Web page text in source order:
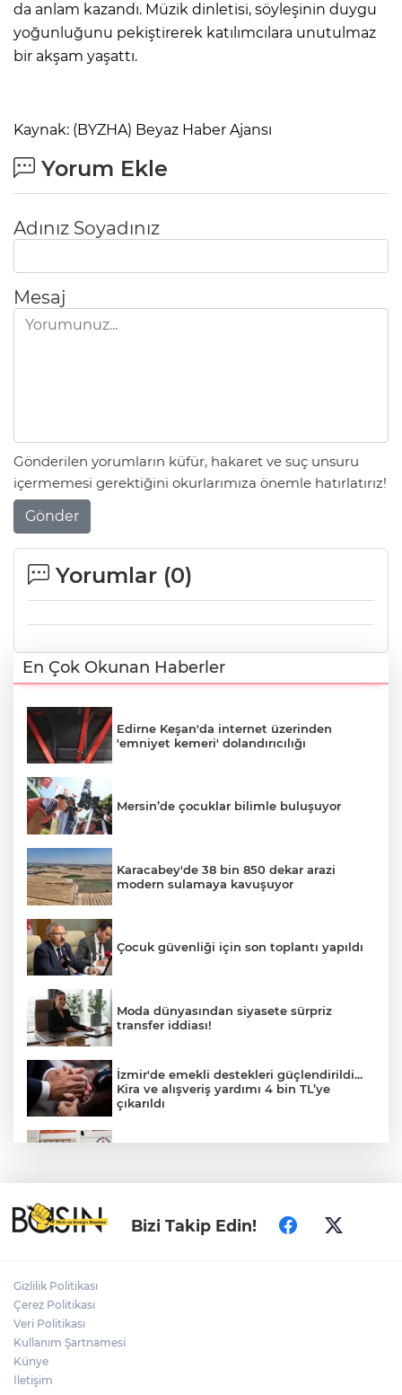
da anlam kazandı. Müzik dinletisi, söyleşinin duygu
yoğunluğunu pekiştirerek katılımcılara unutulmaz
bir akşam yaşattı.
Kaynak: (BYZHA) Beyaz Haber Ajansı
Yorum Ekle
Adınız Soyadınız
Mesaj
Gönderilen yorumların küfür, hakaret ve suç unsuru
içermemesi gerektiğini okurlarımıza önemle hatırlatırız!
Gönder
Yorumlar (0)
En Çok Okunan Haberler
Edirne Keşan'da internet üzerinden
'emniyet kemeri' dolandırıcılığı
Mersin’de çocuklar bilimle buluşuyor
Karacabey'de 38 bin 850 dekar arazi
modern sulamaya kavuşuyor
Çocuk güvenliği için son toplantı yapıldı
Moda dünyasından siyasete sürpriz
transfer iddiası!
İzmir'de emekli destekleri güçlendirildi...
Kira ve alışveriş yardımı 4 bin TL’ye
çıkarıldı
İpsala'da çeltik üretim maliyeti rekor
seviyede... 1 kilogram maliyeti 47,26 TL
Bizi Takip Edin!
Gizlilik Politikası
Çerez Politikası
Veri Politikası
Kullanım Şartnamesi
Künye
İletişim